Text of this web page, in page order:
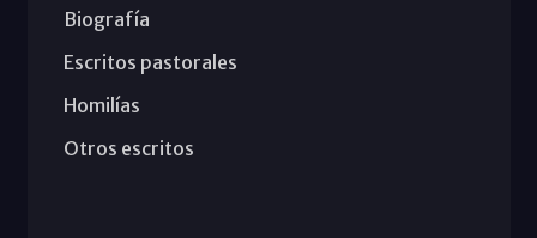
Biografía
Escritos pastorales
Homilías
Otros escritos